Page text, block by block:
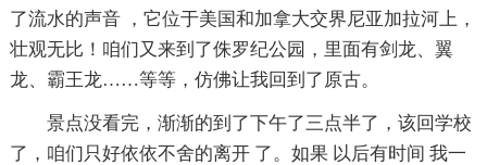
了流水的声音 ，它位于美国和加拿大交界尼亚加拉河上，
壮观无比！咱们又来到了侏罗纪公园，里面有剑龙、翼
龙、霸王龙……等等，仿佛让我回到了原古。
景点没看完，渐渐的到了下午了三点半了，该回学校
了，咱们只好依依不舍的离开 了。如果 以后有时间 我一